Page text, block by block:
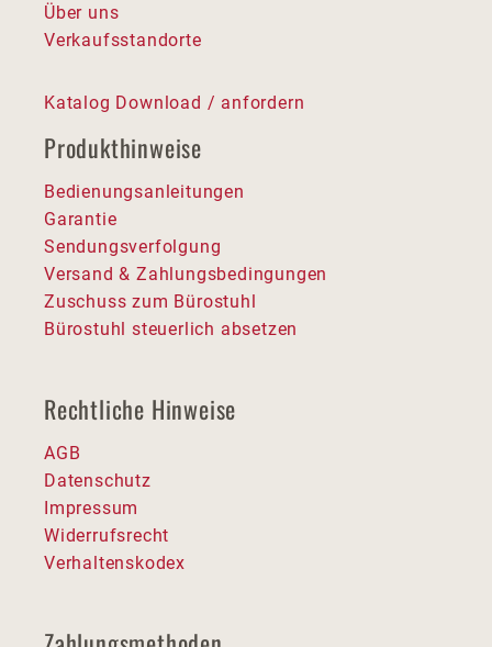
Über uns
Verkaufsstandorte
Katalog Download / anfordern
Produkthinweise
Bedienungsanleitungen
Garantie
Sendungsverfolgung
Versand & Zahlungsbedingungen
Zuschuss zum Bürostuhl
Bürostuhl steuerlich absetzen
Rechtliche Hinweise
AGB
Datenschutz
Impressum
Widerrufsrecht
Verhaltenskodex